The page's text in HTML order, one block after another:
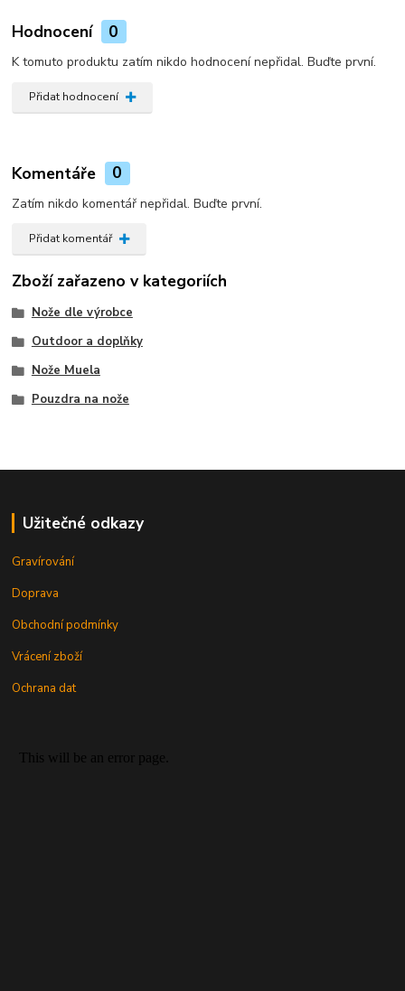
Hodnocení 0
K tomuto produktu zatím nikdo hodnocení nepřidal. Buďte první.
Přidat hodnocení
Komentáře 0
Zatím nikdo komentář nepřidal. Buďte první.
Přidat komentář
Zboží zařazeno v kategoriích
Nože dle výrobce
Outdoor a doplňky
Nože Muela
Pouzdra na nože
Užitečné odkazy
Gravírování
Doprava
Obchodní podmínky
Vrácení zboží
Ochrana dat